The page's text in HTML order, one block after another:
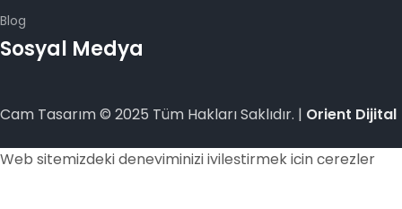
Blog
Sosyal Medya
Cam Tasarım © 2025 Tüm Hakları Saklıdır. | Orient Dijital
Web sitemizdeki deneyiminizi iyileştirmek için çerezler